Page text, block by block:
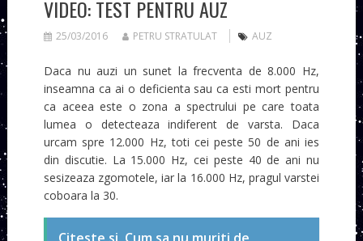
VIDEO: TEST PENTRU AUZ
25/03/2016 PETRU STRATULAT AUZ
Daca nu auzi un sunet la frecventa de 8.000 Hz,
inseamna ca ai o deficienta sau ca esti mort pentru
ca aceea este o zona a spectrului pe care toata
lumea o detecteaza indiferent de varsta. Daca
urcam spre 12.000 Hz, toti cei peste 50 de ani ies
din discutie. La 15.000 Hz, cei peste 40 de ani nu
sesizeaza zgomotele, iar la 16.000 Hz, pragul varstei
coboara la 30.